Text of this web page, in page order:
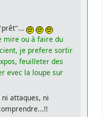
mire ou à faire du
je prefere sortir
feuilleter des
evec la loupe sur
attaques, ni